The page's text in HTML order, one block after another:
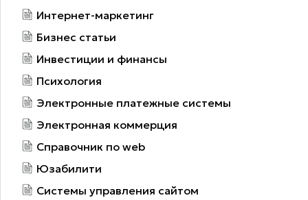
Интернет-маркетинг
Бизнес статьи
Инвестиции и финансы
Психология
Электронные платежные системы
Электронная коммерция
Справочник по web
Юзабилити
Системы управления сайтом